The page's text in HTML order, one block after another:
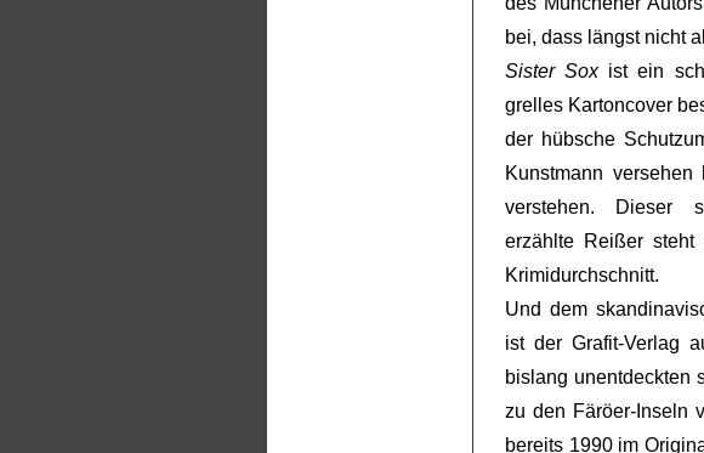
bei, dass längst nicht
Sister Soxist ein
grelles Kartoncover
der hübsche
Kunstmann
verstehen. Dieser
erzählte Reißer steht
Krimidurchschnitt.
Und dem
ist der Grafit-Verlag
bislang unentdeckten
zu den Färöer-Inseln
bereits 1990 im